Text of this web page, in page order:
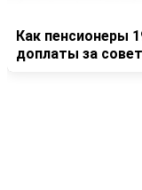
Как пенсионеры
доплаты за